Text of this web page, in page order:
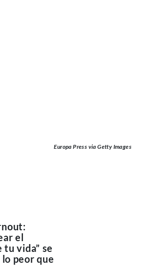
Europa Press via Getty Images
el
tu vida” se
peor que